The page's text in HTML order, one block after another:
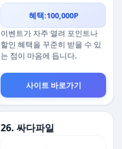
혜택:100,000P
이벤트가 자주 열려 포인트나
할인 혜택을 꾸준히 받을 수 있
는 점이 마음에 듭니다.
사이트 바로가기
26. 싸다파일